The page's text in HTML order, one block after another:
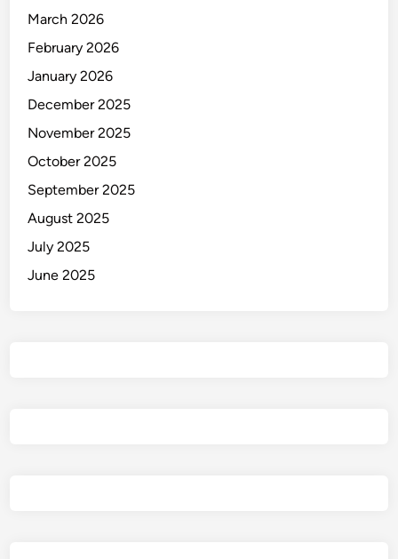
March 2026
February 2026
January 2026
December 2025
November 2025
October 2025
September 2025
August 2025
July 2025
June 2025